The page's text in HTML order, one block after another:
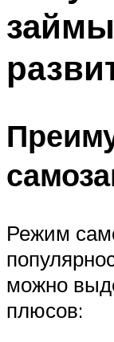
Режим
можно
плюсов: